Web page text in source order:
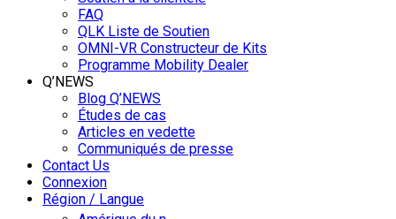
FAQ
QLK Liste de Soutien
OMNI-VR Constructeur de Kits
Programme Mobility Dealer
Q’NEWS
Blog Q’NEWS
Études de cas
Articles en vedette
Communiqués de presse
Contact Us
Connexion
Région / Langue